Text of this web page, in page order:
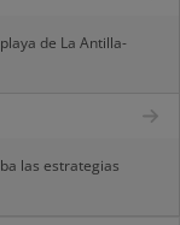
de La Antilla-
las estrategias